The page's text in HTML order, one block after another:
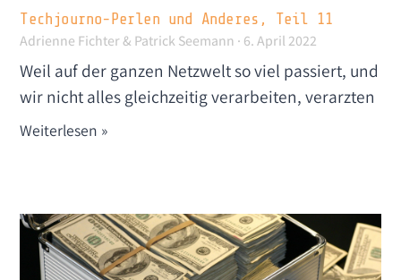
Techjourno-Perlen und Anderes, Teil 11
Adrienne Fichter & Patrick Seemann 6. April 2022
Weil auf der ganzen Netzwelt so viel passiert, und
wir nicht alles gleichzeitig verarbeiten, verarzten
Weiterlesen »